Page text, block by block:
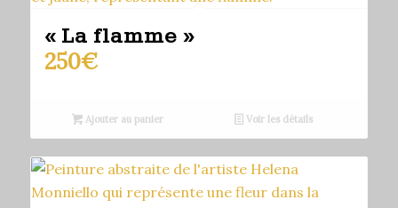
« La flamme »
250€
Ajouter au panier Voir les détails